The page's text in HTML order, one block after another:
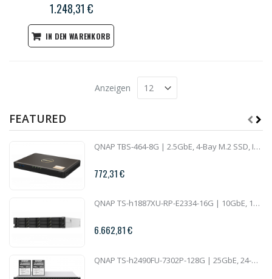
Redundant Power, 1U
Rackmount
1.248,31 €
IN DEN WARENKORB
Anzeigen
FEATURED
QNAP TBS-464-8G | 2.5GbE, 4-Bay M.2 SSD, Intel CPU, 8GB RAM, HDMI 2.0, Set-Top Multimedia NAS
772,31 €
QNAP TS-h1887XU-RP-E2334-16G | 10GbE, 18-Bay, ZFS, Intel Xeon CPU, 16GB RAM, PCIe Slots, Redundant Power, 2U Rackmount
6.662,81 €
QNAP TS-h2490FU-7302P-128G | 25GbE, 24-Bay U.2 SSD, ZFS, AMD Epyc CPU, 128GB RAM, PCIe Slots, 2U All-Flash